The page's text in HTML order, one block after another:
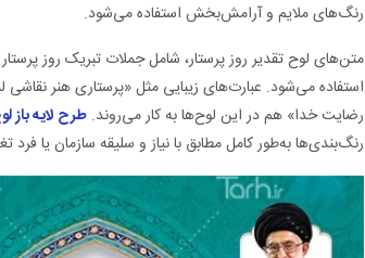
رنگ‌های ملایم و آرامش‌بخش استفاده می‌شود.
متن‌های لوح تقدیر روز پرستار، شامل جملات تبریک روز
استفاده می‌شود. عبارت‌های زیبایی مثل «پرستاری هنر
رضایت خدا» هم در این لوح‌ها به کار می‌روند. طرح لایه باز
رنگ‌بندی‌ها به‌طور کامل مطابق با نیاز و سلیقه سازمان یا